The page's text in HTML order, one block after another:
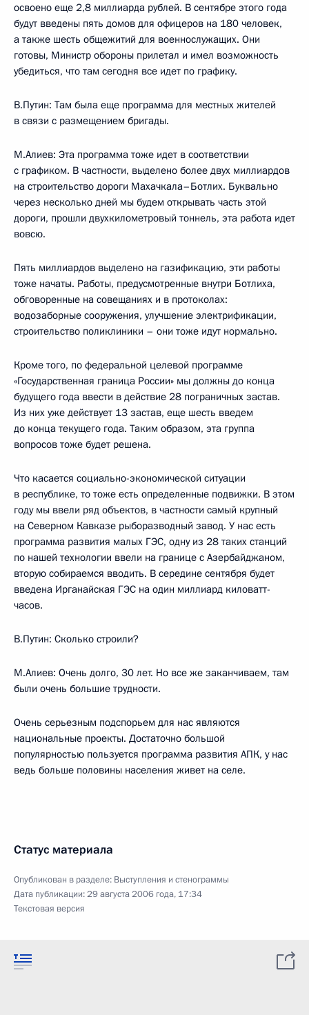
освоено еще 2,8 миллиарда рублей. В сентябре этого года
будут введены пять домов для офицеров на 180 человек,
а также шесть общежитий для военнослужащих. Они
готовы, Министр обороны прилетал и имел возможность
убедиться, что там сегодня все идет по графику.
В.Путин: Там была еще программа для местных жителей
в связи с размещением бригады.
М.Алиев: Эта программа тоже идет в соответствии
с графиком. В частности, выделено более двух миллиардов
на строительство дороги Махачкала–Ботлих. Буквально
через несколько дней мы будем открывать часть этой
дороги, прошли двухкилометровый тоннель, эта работа идет
вовсю.
Пять миллиардов выделено на газификацию, эти работы
тоже начаты. Работы, предусмотренные внутри Ботлиха,
обговоренные на совещаниях и в протоколах:
водозаборные сооружения, улучшение электрификации,
строительство поликлиники – они тоже идут нормально.
Кроме того, по федеральной целевой программе
«Государственная граница России» мы должны до конца
будущего года ввести в действие 28 пограничных застав.
Из них уже действует 13 застав, еще шесть введем
до конца текущего года. Таким образом, эта группа
вопросов тоже будет решена.
Что касается социально-экономической ситуации
в республике, то тоже есть определенные подвижки. В этом
году мы ввели ряд объектов, в частности самый крупный
на Северном Кавказе рыборазводный завод. У нас есть
программа развития малых ГЭС, одну из 28 таких станций
по нашей технологии ввели на границе с Азербайджаном,
вторую собираемся вводить. В середине сентября будет
введена Ирганайская ГЭС на один миллиард киловатт-
часов.
В.Путин: Сколько строили?
М.Алиев: Очень долго, 30 лет. Но все же заканчиваем, там
были очень большие трудности.
Очень серьезным подспорьем для нас являются
национальные проекты. Достаточно большой
популярностью пользуется программа развития АПК, у нас
ведь больше половины населения живет на селе.
Статус материала
Опубликован в разделе: Выступления и стенограммы
Дата публикации:29 августа 2006 года, 17:34
Текстовая версия